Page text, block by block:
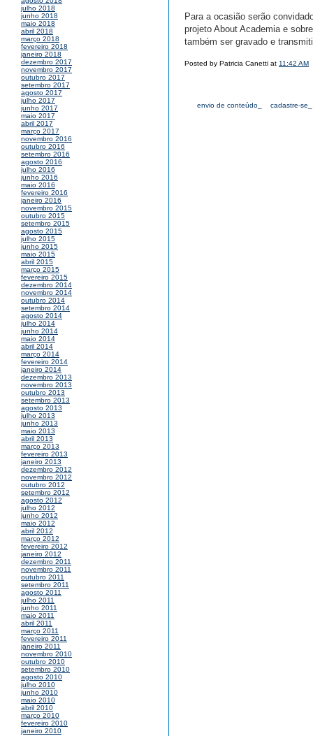
julho 2018
junho 2018
maio 2018
abril 2018
março 2018
fevereiro 2018
janeiro 2018
dezembro 2017
novembro 2017
outubro 2017
setembro 2017
agosto 2017
julho 2017
junho 2017
maio 2017
abril 2017
março 2017
novembro 2016
outubro 2016
setembro 2016
agosto 2016
julho 2016
junho 2016
maio 2016
fevereiro 2016
janeiro 2016
novembro 2015
outubro 2015
setembro 2015
agosto 2015
julho 2015
junho 2015
maio 2015
abril 2015
março 2015
fevereiro 2015
dezembro 2014
novembro 2014
outubro 2014
setembro 2014
agosto 2014
julho 2014
junho 2014
maio 2014
abril 2014
março 2014
fevereiro 2014
janeiro 2014
dezembro 2013
novembro 2013
outubro 2013
setembro 2013
agosto 2013
julho 2013
junho 2013
maio 2013
abril 2013
março 2013
fevereiro 2013
janeiro 2013
dezembro 2012
novembro 2012
outubro 2012
setembro 2012
agosto 2012
julho 2012
junho 2012
maio 2012
abril 2012
março 2012
fevereiro 2012
janeiro 2012
dezembro 2011
novembro 2011
outubro 2011
setembro 2011
agosto 2011
julho 2011
junho 2011
maio 2011
abril 2011
março 2011
fevereiro 2011
janeiro 2011
novembro 2010
outubro 2010
setembro 2010
agosto 2010
julho 2010
junho 2010
maio 2010
abril 2010
março 2010
fevereiro 2010
janeiro 2010
Para a ocasião serão
projeto About Academia e
também ser gravado e
Posted by Patricia Canetti at 11:42 AM
envio de conteúdo_ cadastre-se_